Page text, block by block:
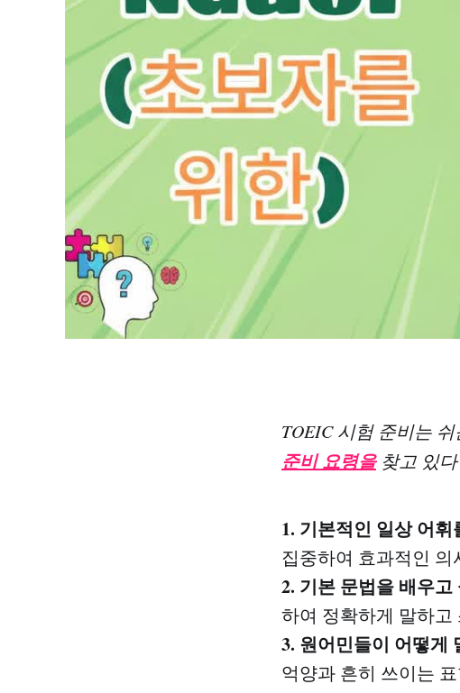
TOEIC 시험 준비는
준비 요령을찾고 있다
1. 기본적인 일상 어
집중하여 효과적인
2. 기본 문법을 배우
하여 정확하게 말하고
3. 원어민들이 어떻게
억양과 흔히 쓰이는